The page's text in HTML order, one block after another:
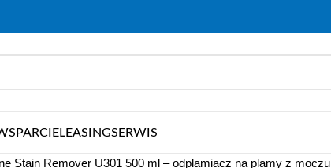
LEASINGSERWIS
Stain Remover U301 500 ml – odplamiacz na plamy z moczu